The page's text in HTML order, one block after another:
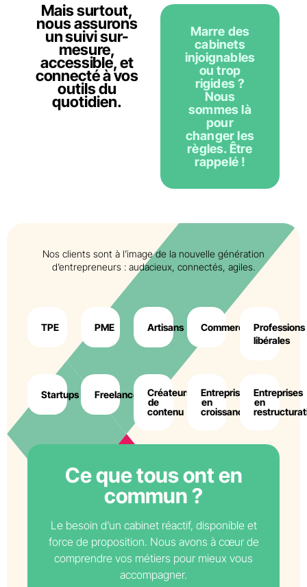
Mais surtout,
nous assurons
un suivi sur-
mesure,
accessible, et
connecté à vos
outils du
quotidien.
Marre des
cabinets
injoignables
ou trop
rigides ?
Nous
sommes là
pour
changer les
règles. Être
rappelé !
Nos clients sont à l’image de la nouvelle génération
d’entrepreneurs : audacieux, connectés, agiles.
TPE PME Artisans CommerçantsProfessions
libérales
Startups Freelances
Créateurs
de
contenu
Entreprises
en
croissance
Entreprises
en
Ce que tous ont en
commun ?
Le besoin d’un cabinet réactif, disponible et
force de proposition. Nous avons à cœur de
comprendre vos métiers pour mieux vous
accompagner.